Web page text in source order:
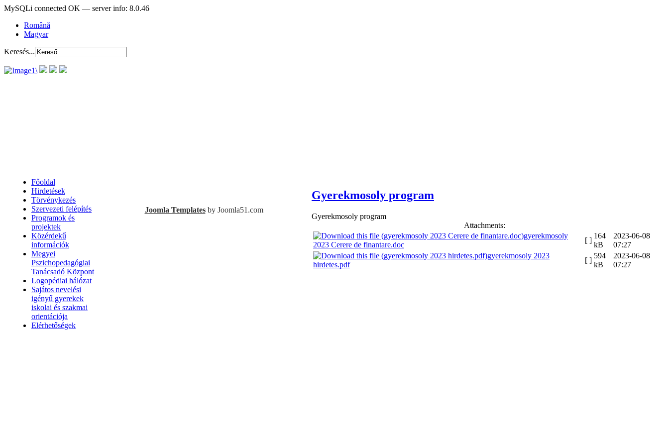
MySQLi connected OK — server info: 8.0.46
Română
Magyar
Keresés...
Főoldal
Hirdetések
Törvénykezés
Szervezeti felépítés
Programok és
projektek
Közérdekű
információk
Megyei
Pszichopedagógiai
Tanácsadó Központ
Logopédiai hálózat
Sajátos nevelési
igényű gyerekek
iskolai és szakmai
orientációja
Elérhetőségek
Gyerekmosoly program
Gyerekmosoly program
Attachments:
gyerekmosoly
2023 Cerere de finantare.doc
[ ]
164
kB
2023-06-08
07:27
gyerekmosoly 2023
hirdetes.pdf
[ ]
594
kB
2023-06-08
07:27
Joomla Templatesby Joomla51.com